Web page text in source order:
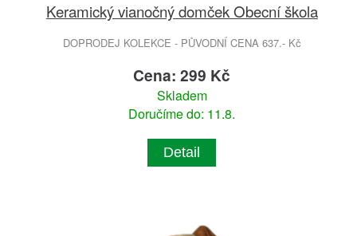
Keramický vianočný domček Obecní škola
DOPRODEJ KOLEKCE - PŮVODNÍ CENA 637.- Kč
Cena: 299 Kč
Skladem
Doručíme do: 11.8.
Detail